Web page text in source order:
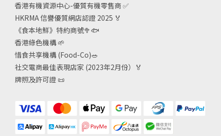
香港有機資源中心-優質有機零售商✅
HKRMA 信譽優質網店認證 2025 🏅
《食本地鮮》特約商號🥦🐟
香港綠色機構 🌱
惜食共享機構 (Food-Co)🥗
社交電商最佳表現店家 (2023年2月份）🏅
牌照及許可證 📜